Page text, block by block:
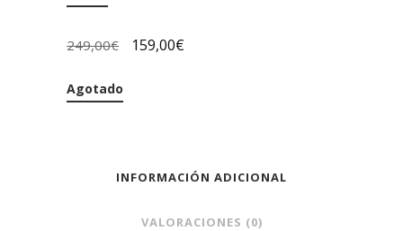
249,00€ 159,00€
Agotado
INFORMACIÓN ADICIONAL
VALORACIONES (0)